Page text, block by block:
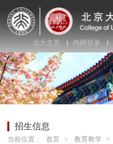
北大主页 内网登录
招生信息
当前位置： 首页 > 教育教学 >